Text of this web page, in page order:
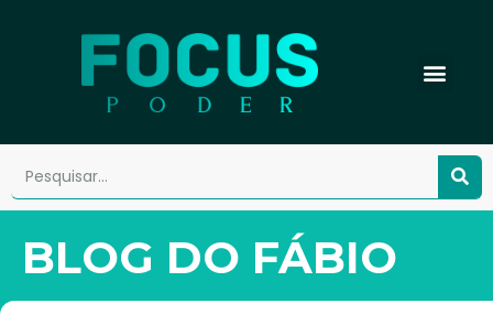
BLOG DO FÁBIO